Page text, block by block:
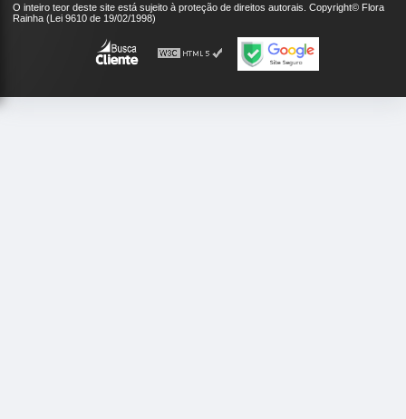
O inteiro teor deste site está sujeito à proteção de direitos autorais. Copyright© Flora
Rainha (Lei 9610 de 19/02/1998)